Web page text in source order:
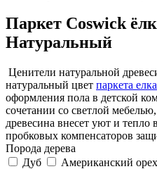
Паркет Coswick
Натуральный
Ценители натуральной
натуральный цвет паркета елка
оформления пола в детской
сочетании со светлой
древесина внесет уют и
пробковых компенсаторов
Порода дерева
Дуб
Американский орех